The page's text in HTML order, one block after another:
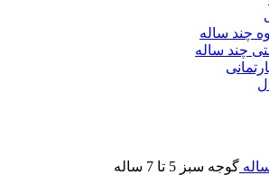
چند ساله
چند ساله
گوجه سبز 5 تا 7 ساله